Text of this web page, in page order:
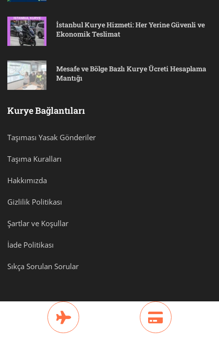
İstanbul Kurye Hizmeti: Her Yerine Güvenli ve
Ekonomik Teslimat
Mesafe ve Bölge Bazlı Kurye Ücreti Hesaplama
Mantığı
Kurye Bağlantıları
Taşıması Yasak Gönderiler
Taşıma Kuralları
Hakkımızda
Gizlilik Politikası
Şartlar ve Koşullar
İade Politikası
Sıkça Sorulan Sorular